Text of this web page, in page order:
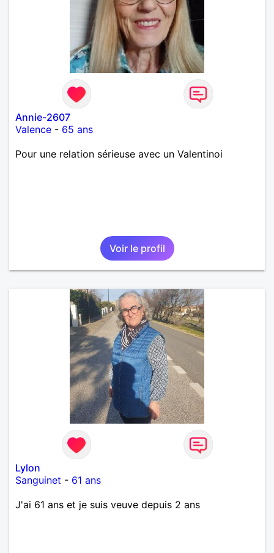
Annie-2607
Valence - 65 ans
Pour une relation sérieuse avec un Valentinoi
Voir le profil
Lylon
Sanguinet - 61 ans
J'ai 61 ans et je suis veuve depuis 2 ans